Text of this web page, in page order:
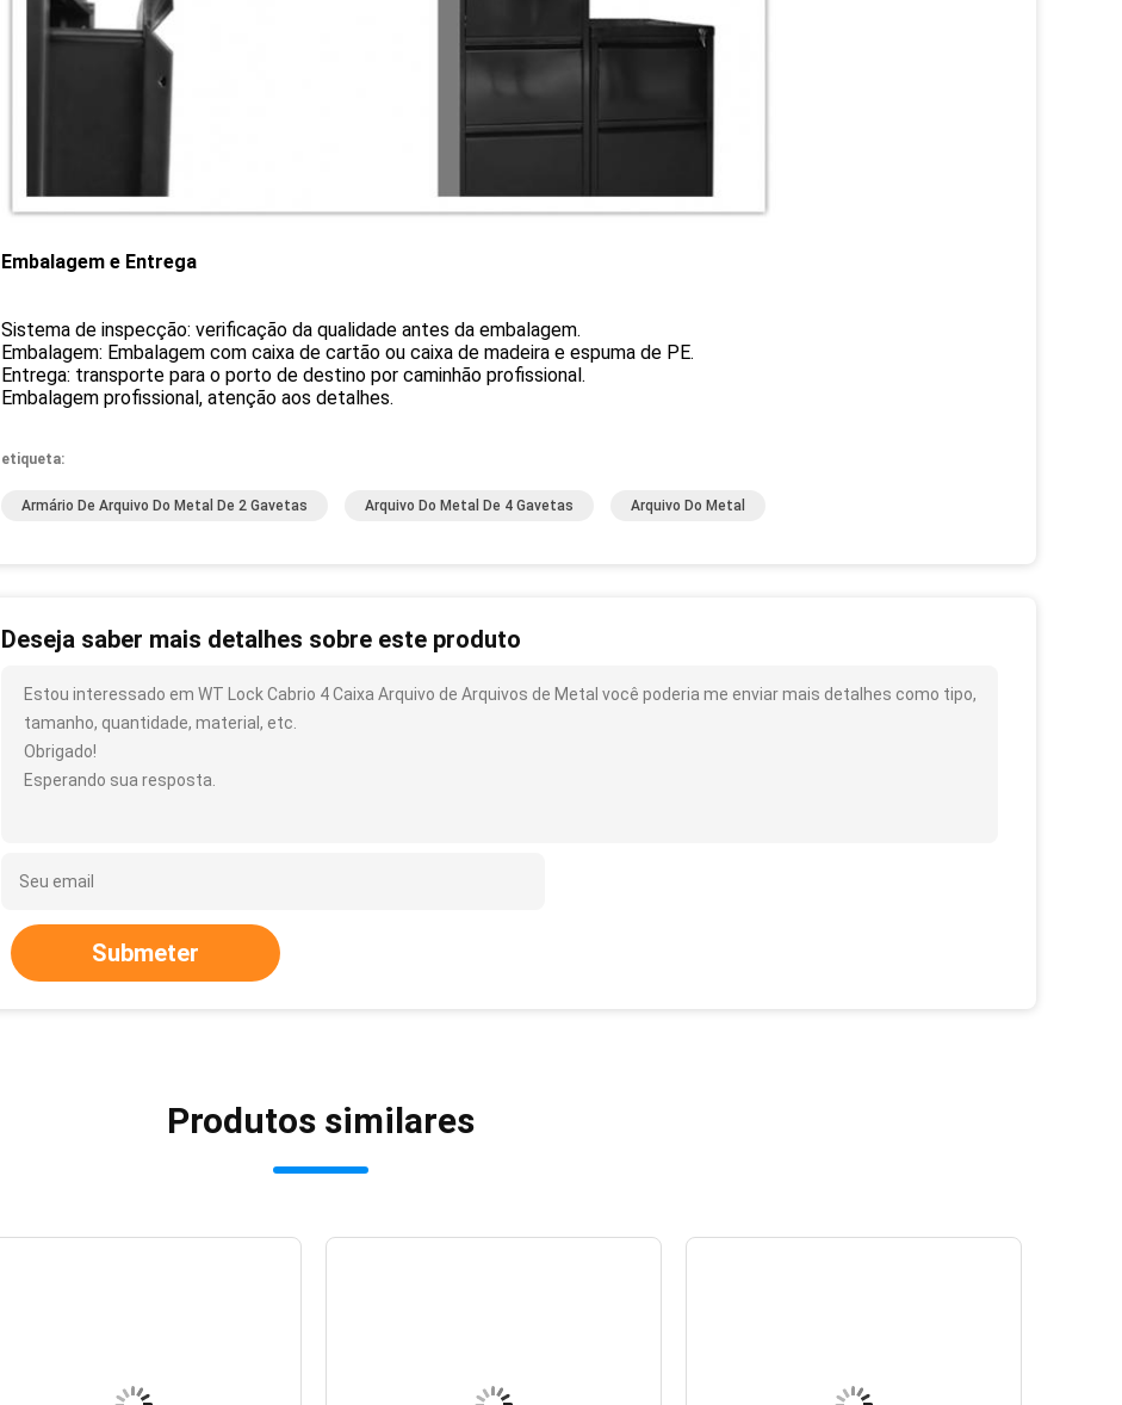
Embalagem e Entrega
Sistema de inspecção: verificação da qualidade antes da embalagem.
Embalagem: Embalagem com caixa de cartão ou caixa de madeira e espuma de PE.
Entrega: transporte para o porto de destino por caminhão profissional.
Embalagem profissional, atenção aos detalhes.
etiqueta:
Armário De Arquivo Do Metal De 2 Gavetas Arquivo Do Metal De 4 Gavetas Arquivo Do Metal
Deseja saber mais detalhes sobre este produto
Estou interessado em WT Lock Cabrio 4 Caixa Arquivo de Arquivos de Metal você poderia me enviar mais detalhes como tipo,
tamanho, quantidade, material, etc.
Obrigado!
Esperando sua resposta.
Submeter
Produtos similares